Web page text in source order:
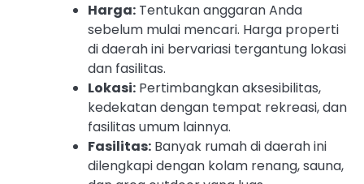
Harga: Tentukan anggaran Anda
sebelum mulai mencari. Harga properti
di daerah ini bervariasi tergantung lokasi
dan fasilitas.
Lokasi: Pertimbangkan aksesibilitas,
kedekatan dengan tempat rekreasi, dan
fasilitas umum lainnya.
Fasilitas: Banyak rumah di daerah ini
dilengkapi dengan kolam renang, sauna,